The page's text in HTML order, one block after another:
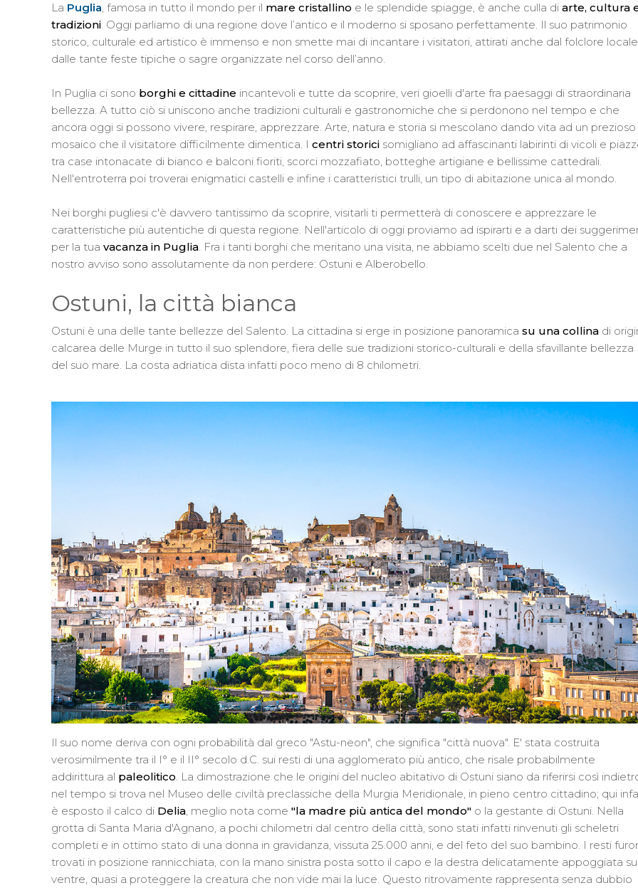
La Puglia, famosa in tutto il mondo per il mare cristallino e le splendide spiagge, è anche culla di arte, cultura
tradizioni. Oggi parliamo di una regione dove l’antico e il moderno si sposano perfettamente. Il suo patrimonio
storico, culturale ed artistico è immenso e non smette mai di incantare i visitatori, attirati anche dal folclore
dalle tante feste tipiche o sagre organizzate nel corso dell’anno.
In Puglia ci sono borghi e cittadine incantevoli e tutte da scoprire, veri gioelli d'arte fra paesaggi di straordinaria
bellezza. A tutto ciò si uniscono anche tradizioni culturali e gastronomiche che si perdonono nel tempo e che
ancora oggi si possono vivere, respirare, apprezzare. Arte, natura e storia si mescolano dando vita ad un prezioso
mosaico che il visitatore difficilmente dimentica. I centri storici somigliano ad affascinanti labirinti di vicoli e
tra case intonacate di bianco e balconi fioriti, scorci mozzafiato, botteghe artigiane e bellissime cattedrali.
Nell'entroterra poi troverai enigmatici castelli e infine i caratteristici trulli, un tipo di abitazione unica al mondo.
Nei borghi pugliesi c'è davvero tantissimo da scoprire, visitarli ti permetterà di conoscere e apprezzare le
caratteristiche più autentiche di questa regione. Nell'articolo di oggi proviamo ad ispirarti e a darti dei
per la tua vacanza in Puglia. Fra i tanti borghi che meritano una visita, ne abbiamo scelti due nel Salento che a
nostro avviso sono assolutamente da non perdere: Ostuni e Alberobello.
Ostuni, la città bianca
Ostuni è una delle tante bellezze del Salento. La cittadina si erge in posizione panoramica su una collina di
calcarea delle Murge in tutto il suo splendore, fiera delle sue tradizioni storico-culturali e della sfavillante bellezza
del suo mare. La costa adriatica dista infatti poco meno di 8 chilometri.
Il suo nome deriva con ogni probabilità dal greco "Astu-neon", che significa "città nuova". E' stata costruita
verosimilmente tra il I° e il II° secolo d.C. sui resti di una agglomerato più antico, che risale probabilmente
addirittura al paleolitico . La dimostrazione che le origini del nucleo abitativo di Ostuni siano da riferirsi così
nel tempo si trova nel Museo delle civiltà preclassiche della Murgia Meridionale, in pieno centro cittadino; qui
è esposto il calco di Delia , meglio nota come "la madre più antica del mondo" o la gestante di Ostuni. Nella
grotta di Santa Maria d'Agnano, a pochi chilometri dal centro della città, sono stati infatti rinvenuti gli scheletri
completi e in ottimo stato di una donna in gravidanza, vissuta 25.000 anni, e del feto del suo bambino. I resti
trovati in posizione rannicchiata, con la mano sinistra posta sotto il capo e la destra delicatamente appoggiata sul
ventre, quasi a proteggere la creatura che non vide mai la luce. Questo ritrovamente rappresenta senza dubbio